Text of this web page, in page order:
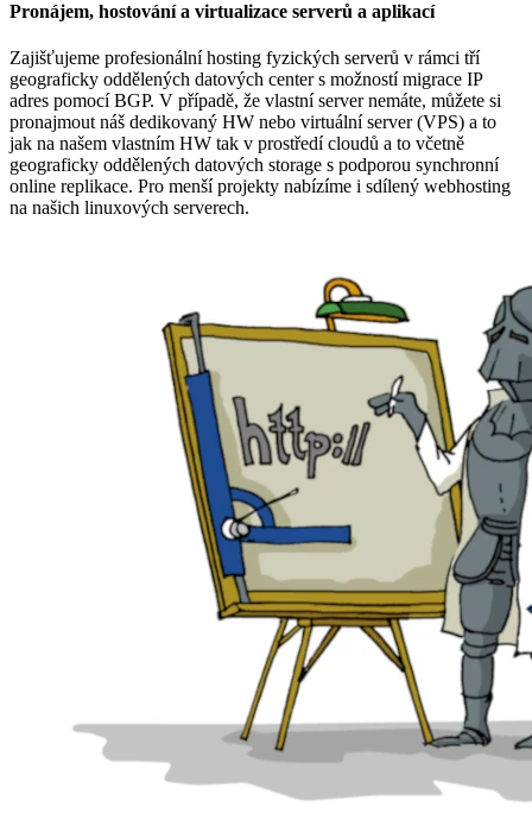
Pronájem, hostování a virtualizace serverů a aplikací
Zajišťujeme profesionální hosting fyzických serverů v rámci tří
geograficky oddělených datových center s možností migrace IP
adres pomocí BGP. V případě, že vlastní server nemáte, můžete si
pronajmout náš dedikovaný HW nebo virtuální server (VPS) a to
jak na našem vlastním HW tak v prostředí cloudů a to včetně
geograficky oddělených datových storage s podporou synchronní
online replikace. Pro menší projekty nabízíme i sdílený webhosting
na našich linuxových serverech.